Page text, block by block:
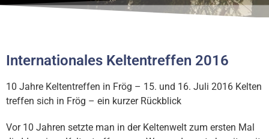
Internationales Keltentreffen 2016
10 Jahre Keltentreffen in Frög – 15. und 16. Juli 2016 Kelten
treffen sich in Frög – ein kurzer Rückblick
Vor 10 Jahren setzte man in der Keltenwelt zum ersten Mal